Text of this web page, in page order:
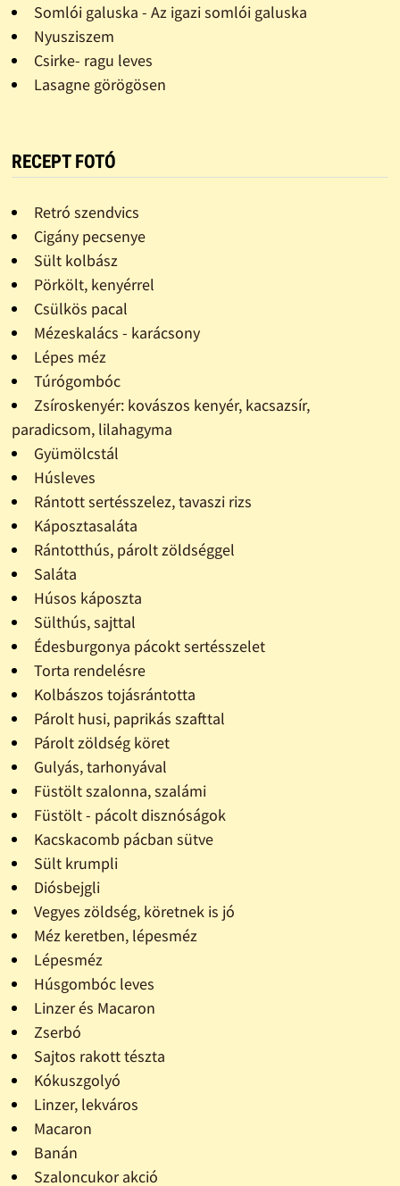
Somlói galuska - Az igazi somlói galuska
Nyusziszem
Csirke- ragu leves
Lasagne görögösen
RECEPT FOTÓ
Retró szendvics
Cigány pecsenye
Sült kolbász
Pörkölt, kenyérrel
Csülkös pacal
Mézeskalács - karácsony
Lépes méz
Túrógombóc
Zsíroskenyér: kovászos kenyér, kacsazsír,
paradicsom, lilahagyma
Gyümölcstál
Húsleves
Rántott sertésszelez, tavaszi rizs
Káposztasaláta
Rántotthús, párolt zöldséggel
Saláta
Húsos káposzta
Sülthús, sajttal
Édesburgonya pácokt sertésszelet
Torta rendelésre
Kolbászos tojásrántotta
Párolt husi, paprikás szafttal
Párolt zöldség köret
Gulyás, tarhonyával
Füstölt szalonna, szalámi
Füstölt - pácolt disznóságok
Kacskacomb pácban sütve
Sült krumpli
Diósbejgli
Vegyes zöldség, köretnek is jó
Méz keretben, lépesméz
Lépesméz
Húsgombóc leves
Linzer és Macaron
Zserbó
Sajtos rakott tészta
Kókuszgolyó
Linzer, lekváros
Macaron
Banán
Szaloncukor akció